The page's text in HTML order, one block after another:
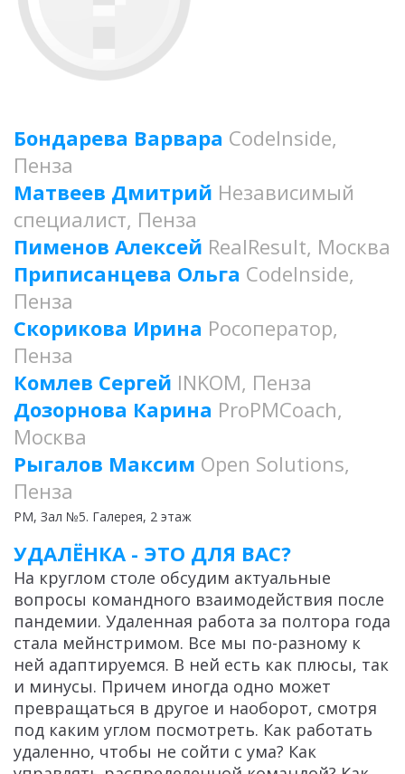
Бондарева Варвара CodeInside,
Пенза
Матвеев Дмитрий Независимый
специалист, Пенза
Пименов Алексей RealResult, Москва
Приписанцева Ольга CodeInside,
Пенза
Скорикова Ирина Росоператор,
Пенза
Комлев Сергей INKOM, Пенза
Дозорнова Карина ProPMCoach,
Москва
Рыгалов Максим Open Solutions,
Пенза
PM, Зал №5. Галерея, 2 этаж
УДАЛЁНКА - ЭТО ДЛЯ ВАС?
На круглом столе обсудим актуальные
вопросы командного взаимодействия после
пандемии. Удаленная работа за полтора года
стала мейнстримом. Все мы по-разному к
ней адаптируемся. В ней есть как плюсы, так
и минусы. Причем иногда одно может
превращаться в другое и наоборот, смотря
под каким углом посмотреть. Как работать
удаленно, чтобы не сойти с ума? Как